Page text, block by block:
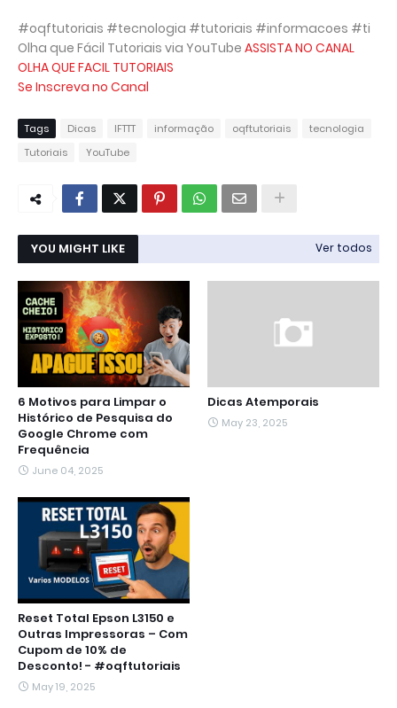
#oqftutoriais #tecnologia #tutoriais #informacoes #ti
Olha que Fácil Tutoriais via YouTube ASSISTA NO CANAL
OLHA QUE FACIL TUTORIAIS
Se Inscreva no Canal
Tags Dicas IFTTT informação oqftutoriais
tecnologia
Tutoriais
YouTube
YOU MIGHT LIKE Ver todos
6 Motivos para Limpar o
Histórico de Pesquisa do
Google Chrome com
Frequência
June 04, 2025
Dicas Atemporais
May 23, 2025
Reset Total Epson L3150 e
Outras Impressoras – Com
Cupom de 10% de
Desconto! - #oqftutoriais
May 19, 2025